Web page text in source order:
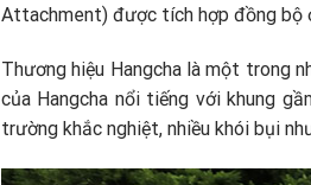
Attachment) được tích hợp đồng bộ
Thương hiệu Hangcha là một trong
của Hangcha nổi tiếng với khung
trường khắc nghiệt, nhiều khói bụi